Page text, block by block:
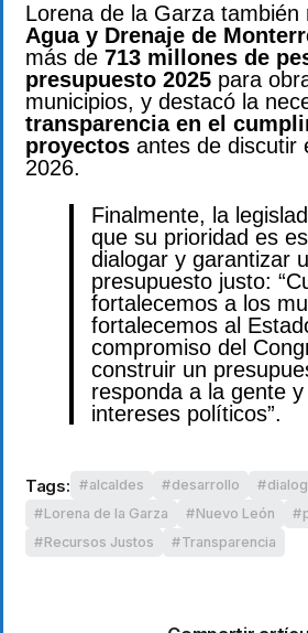
Lorena de la Garza también
Agua y Drenaje de
más de 713 millones de
presupuesto 2025 para
municipios, y destacó la
transparencia en el
proyectos antes de discutir
2026.
Finalmente, la
que su prioridad es
dialogar y garantizar
presupuesto justo:
fortalecemos a los
fortalecemos al
compromiso del
construir un
responda a la gente
intereses políticos”.
Tags: alcaldes desarrollo
Lorena de la Garza
Nuevo León
Recursos Justos
Transparencia